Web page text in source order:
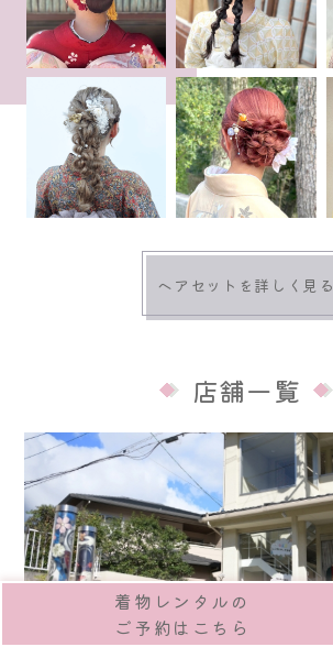
ヘアセットを詳しく見る
店舗一覧
着物レンタルの
ご予約はこちら